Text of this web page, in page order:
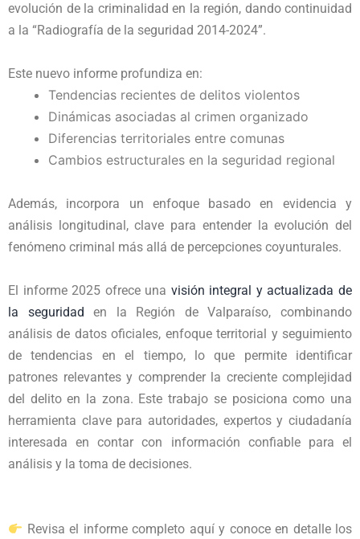
evolución de la criminalidad en la región, dando continuidad
a la “Radiografía de la seguridad 2014-2024”.
Este nuevo informe profundiza en:
Tendencias recientes de delitos violentos
Dinámicas asociadas al crimen organizado
Diferencias territoriales entre comunas
Cambios estructurales en la seguridad regional
Además, incorpora un enfoque basado en evidencia y
análisis longitudinal, clave para entender la evolución del
fenómeno criminal más allá de percepciones coyunturales.
El informe 2025 ofrece una visión integral y actualizada de
la seguridad en la Región de Valparaíso, combinando
análisis de datos oficiales, enfoque territorial y seguimiento
de tendencias en el tiempo, lo que permite identificar
patrones relevantes y comprender la creciente complejidad
del delito en la zona. Este trabajo se posiciona como una
herramienta clave para autoridades, expertos y ciudadanía
interesada en contar con información confiable para el
análisis y la toma de decisiones.
Revisa el informe completo aquí y conoce en detalle los